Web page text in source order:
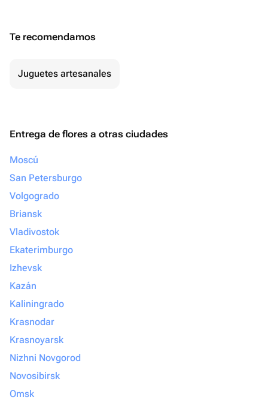
Te recomendamos
Juguetes artesanales
Entrega de flores a otras ciudades
Moscú
San Petersburgo
Volgogrado
Briansk
Vladivostok
Ekaterimburgo
Izhevsk
Kazán
Kaliningrado
Krasnodar
Krasnoyarsk
Nizhni Novgorod
Novosibirsk
Omsk